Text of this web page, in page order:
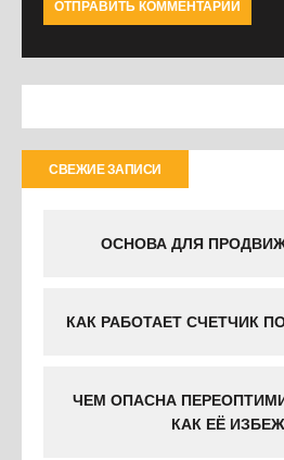
СВЕЖИЕ ЗАПИСИ
ОСНОВА ДЛЯ
КАК РАБОТАЕТ СЧЕТЧИК
ЧЕМ ОПАСНА
КАК ЕЁ